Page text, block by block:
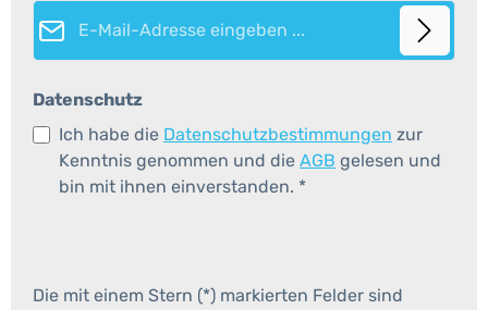
E-Mail-Adresse*
Datenschutz
Ich habe die Datenschutzbestimmungen zur
Kenntnis genommen und die AGB gelesen und
bin mit ihnen einverstanden. *
Die mit einem Stern (*) markierten Felder sind